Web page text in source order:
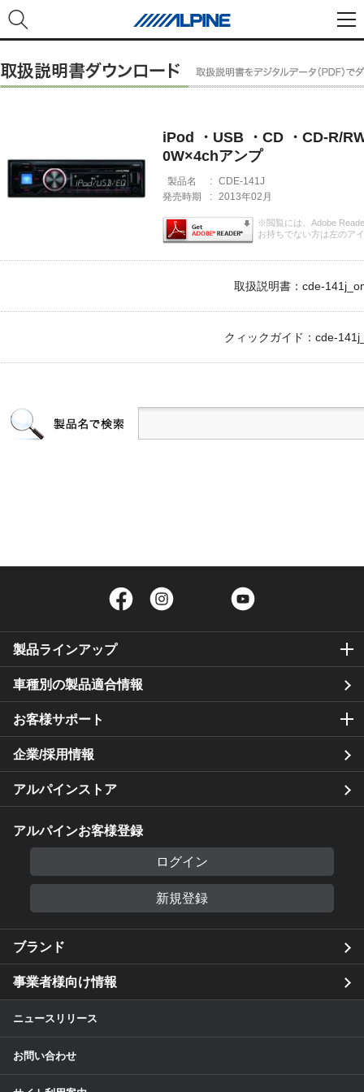
iPod ・USB ・CD ・CD-R/
0W×4chアンプ
製品名 : CDE-141J
発売時期
: 2013年02月
※閲覧には、Adobe
お持ちでない方は左のア
取扱説明書：cde-
クィックガイド：cde-
Facebook Twitter
製品ラインアップ
車種別の製品適合情報
お客様サポート
企業/採用情報
アルパインストア
アルパインお客様登録
ログイン
新規登録
ブランド
事業者様向け情報
ニュースリリース
お問い合わせ